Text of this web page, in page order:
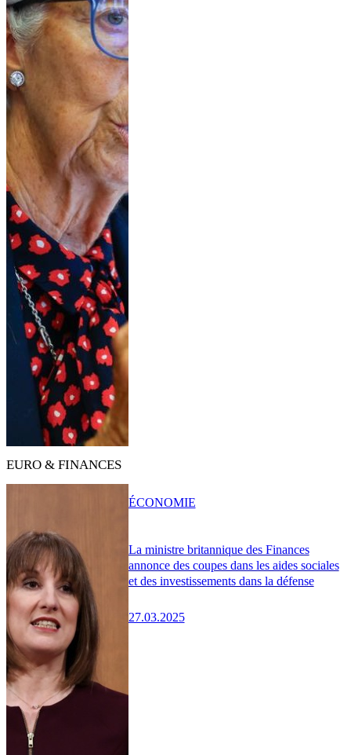
EURO & FINANCES
La ministre britannique des Finances
annonce des coupes dans les aides sociales
et des investissements dans la défense
27.03.2025
ÉCONOMIE